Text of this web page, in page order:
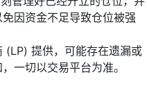
因资金不足导致仓位被强
(LP) 提供，可能存在遗漏或
一切以交易平台为准。